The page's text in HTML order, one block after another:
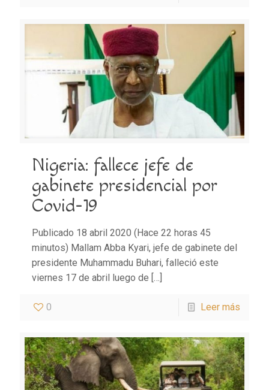
Nigeria: fallece jefe de
gabinete presidencial por
Covid-19
Publicado 18 abril 2020 (Hace 22 horas 45
minutos) Mallam Abba Kyari, jefe de gabinete del
presidente Muhammadu Buhari, falleció este
viernes 17 de abril luego de […]
0 Leer más